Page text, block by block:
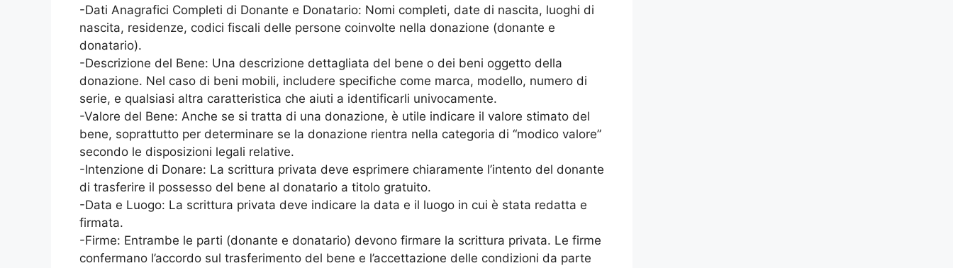
-Dati Anagrafici Completi di Donante e Donatario: Nomi completi, date di nascita, luoghi di
nascita, residenze, codici fiscali delle persone coinvolte nella donazione (donante e
donatario).
-Descrizione del Bene: Una descrizione dettagliata del bene o dei beni oggetto della
donazione. Nel caso di beni mobili, includere specifiche come marca, modello, numero di
serie, e qualsiasi altra caratteristica che aiuti a identificarli univocamente.
-Valore del Bene: Anche se si tratta di una donazione, è utile indicare il valore stimato del
bene, soprattutto per determinare se la donazione rientra nella categoria di “modico valore”
secondo le disposizioni legali relative.
-Intenzione di Donare: La scrittura privata deve esprimere chiaramente l’intento del donante
di trasferire il possesso del bene al donatario a titolo gratuito.
-Data e Luogo: La scrittura privata deve indicare la data e il luogo in cui è stata redatta e
firmata.
-Firme: Entrambe le parti (donante e donatario) devono firmare la scrittura privata. Le firme
confermano l’accordo sul trasferimento del bene e l’accettazione delle condizioni da parte